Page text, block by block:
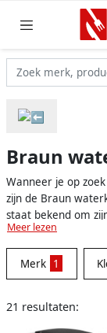
Braun
Wanneer je op
zijn de Braun
staat bekend om
en deze
Het assortiment
geschikt voor
waterkoker zoekt
wils.
Meer lezen
Merk 1
21 resultaten: